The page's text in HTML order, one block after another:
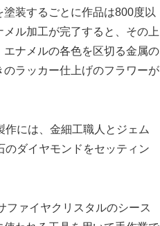
装するごとに作品は800度以
ル加工が完了すると、その上
ナメルの各色を区切る金属の
ラッカー仕上げのフラワーが
には、金細工職人とジェム
ダイヤモンドをセッティン
ァイヤクリスタルのシース